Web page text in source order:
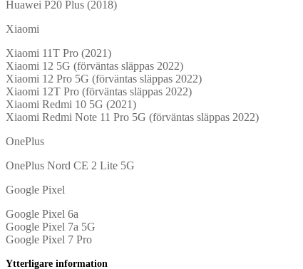
Huawei P20 Plus (2018)
Xiaomi
Xiaomi 11T Pro (2021)
Xiaomi 12 5G (förväntas släppas 2022)
Xiaomi 12 Pro 5G (förväntas släppas 2022)
Xiaomi 12T Pro (förväntas släppas 2022)
Xiaomi Redmi 10 5G (2021)
Xiaomi Redmi Note 11 Pro 5G (förväntas släppas 2022)
OnePlus
OnePlus Nord CE 2 Lite 5G
Google Pixel
Google Pixel 6a
Google Pixel 7a 5G
Google Pixel 7 Pro
Ytterligare information